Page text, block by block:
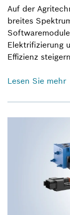
Auf der
breites
Elektrifizierung
Effizienz
Lesen Sie mehr